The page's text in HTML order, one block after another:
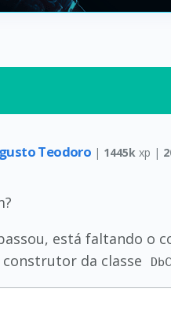
Teodoro | 1445k xp |
está faltando o
da classe